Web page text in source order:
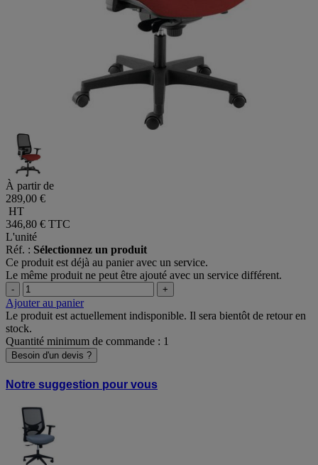
À partir de
289,00 €
HT
346,80 € TTC
L'unité
Réf. : Sélectionnez un produit
Ce produit est déjà au panier avec un service.
Le même produit ne peut être ajouté avec un service différent.
- +
Ajouter au panier
Le produit est actuellement indisponible. Il sera bientôt de retour en
stock.
Quantité minimum de commande : 1
Besoin d'un devis ?
Notre suggestion pour vous